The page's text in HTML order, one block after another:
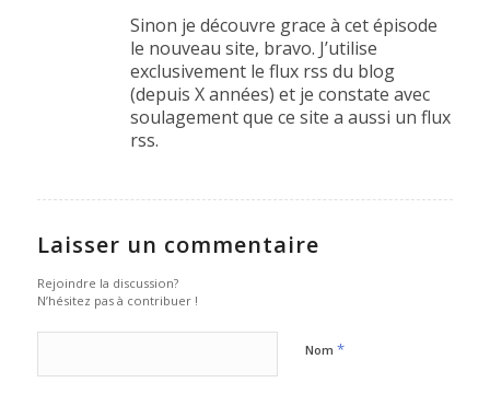
Sinon je découvre grace à cet épisode
le nouveau site, bravo. J’utilise
exclusivement le flux rss du blog
(depuis X années) et je constate avec
soulagement que ce site a aussi un flux
rss.
Laisser un commentaire
Rejoindre la discussion?
N’hésitez pas à contribuer !
Nom *